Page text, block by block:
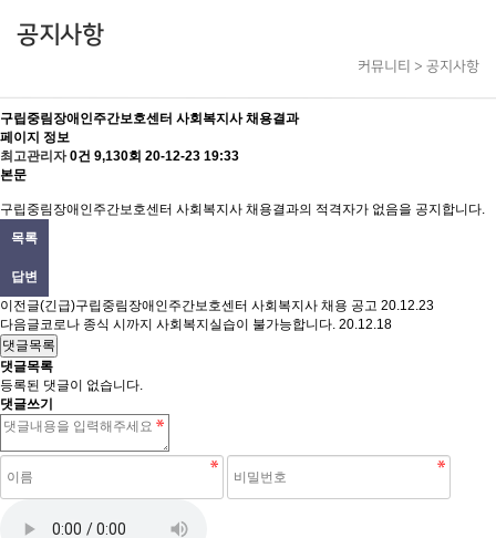
공지사항
커뮤니티 > 공지사항
구립중림장애인주간보호센터 사회복지사 채용결과
페이지 정보
최고관리자 0건 9,130회 20-12-23 19:33
본문
구립중림장애인주간보호센터 사회복지사 채용결과의 적격자가 없음을 공지합니다.
목록
답변
이전글(긴급)구립중림장애인주간보호센터 사회복지사 채용 공고 20.12.23
다음글코로나 종식 시까지 사회복지실습이 불가능합니다. 20.12.18
댓글목록
댓글목록
등록된 댓글이 없습니다.
댓글쓰기